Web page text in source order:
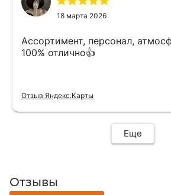
18 марта 2026
Ассортимент, персонал,
100% отлично👍
Отзыв Яндекс.Карты
Еще
Отзывы